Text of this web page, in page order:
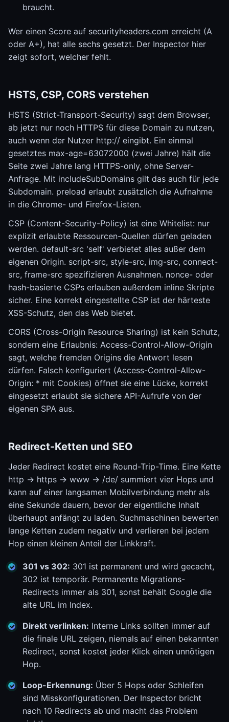
braucht.
Wer einen Score auf securityheaders.com erreicht (A
oder A+), hat alle sechs gesetzt. Der Inspector hier
zeigt sofort, welcher fehlt.
HSTS, CSP, CORS verstehen
HSTS (Strict-Transport-Security) sagt dem Browser,
ab jetzt nur noch HTTPS für diese Domain zu nutzen,
auch wenn der Nutzer http:// eingibt. Ein einmal
gesetztes max-age=63072000 (zwei Jahre) hält die
Seite zwei Jahre lang HTTPS-only, ohne Server-
Anfrage. Mit includeSubDomains gilt das auch für jede
Subdomain. preload erlaubt zusätzlich die Aufnahme
in die Chrome- und Firefox-Listen.
CSP (Content-Security-Policy) ist eine Whitelist: nur
explizit erlaubte Ressourcen-Quellen dürfen geladen
werden. default-src 'self' verbietet alles außer dem
eigenen Origin. script-src, style-src, img-src, connect-
src, frame-src spezifizieren Ausnahmen. nonce- oder
hash-basierte CSPs erlauben außerdem inline Skripte
sicher. Eine korrekt eingestellte CSP ist der härteste
XSS-Schutz, den das Web bietet.
CORS (Cross-Origin Resource Sharing) ist kein Schutz,
sondern eine Erlaubnis: Access-Control-Allow-Origin
sagt, welche fremden Origins die Antwort lesen
dürfen. Falsch konfiguriert (Access-Control-Allow-
Origin: * mit Cookies) öffnet sie eine Lücke, korrekt
eingesetzt erlaubt sie sichere API-Aufrufe von der
eigenen SPA aus.
Redirect-Ketten und SEO
Jeder Redirect kostet eine Round-Trip-Time. Eine Kette
http -> https -> www -> /de/ summiert vier Hops und
kann auf einer langsamen Mobilverbindung mehr als
eine Sekunde dauern, bevor der eigentliche Inhalt
überhaupt anfängt zu laden. Suchmaschinen bewerten
lange Ketten zudem negativ und verlieren bei jedem
Hop einen kleinen Anteil der Linkkraft.
301 vs 302: 301 ist permanent und wird gecacht,
302 ist temporär. Permanente Migrations-
Redirects immer als 301, sonst behält Google die
alte URL im Index.
Direkt verlinken: Interne Links sollten immer auf
die finale URL zeigen, niemals auf einen bekannten
Redirect, sonst kostet jeder Klick einen unnötigen
Hop.
Loop-Erkennung: Über 5 Hops oder Schleifen
sind Misskonfigurationen. Der Inspector bricht
nach 10 Redirects ab und macht das Problem